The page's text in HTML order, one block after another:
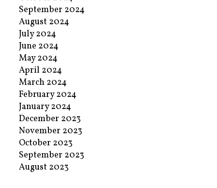
September 2024
August 2024
July 2024
June 2024
May 2024
April 2024
March 2024
February 2024
January 2024
December 2023
November 2023
October 2023
September 2023
August 2023